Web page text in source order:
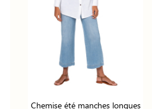
Chemise été manches longues